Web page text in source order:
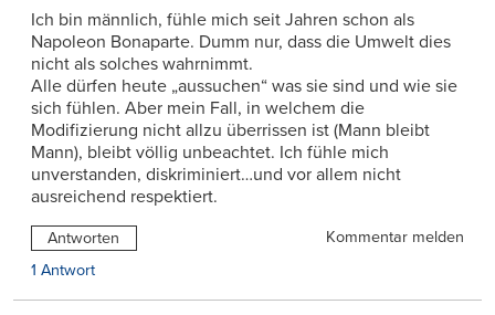
Ich bin männlich, fühle mich seit Jahren schon als
Napoleon Bonaparte. Dumm nur, dass die Umwelt dies
nicht als solches wahrnimmt.
Alle dürfen heute „aussuchen“ was sie sind und wie sie
sich fühlen. Aber mein Fall, in welchem die
Modifizierung nicht allzu überrissen ist (Mann bleibt
Mann), bleibt völlig unbeachtet. Ich fühle mich
unverstanden, diskriminiert…und vor allem nicht
ausreichend respektiert.
Antworten
Kommentar melden
1 Antwort